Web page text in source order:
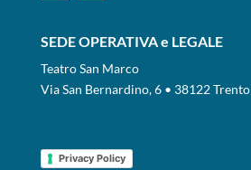
SEDE OPERATIVA e LEGALE
Teatro San Marco
Via San Bernardino, 6 • 38122 Trento
Privacy Policy